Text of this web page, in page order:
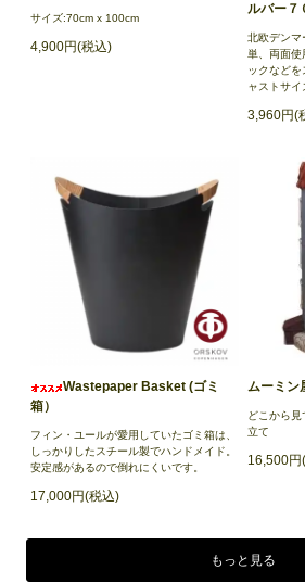
サイズ:70cm x 100cm
4,900円(税込)
ルバー７
北欧デンマ
単、両面使
ックなどを
ャストサイ
3,960円(
Wastepaper Basket (ゴミ
箱）
フィン・ユールが愛用していたゴミ箱は、
しっかりしたスチール製でハンドメイド。
安定感があるので倒れにくいです。
17,000円(税込)
ムーミン
どこから
立て
16,500円
もっと見る